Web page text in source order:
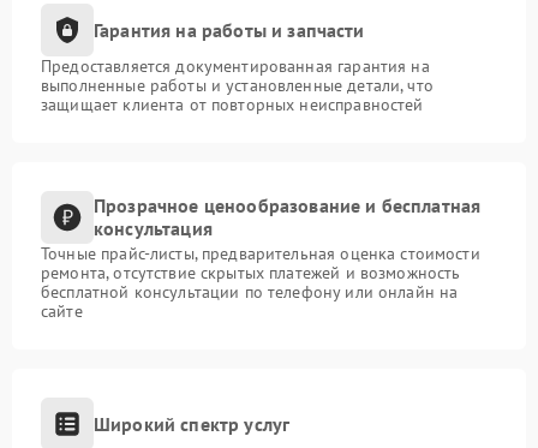
Гарантия на работы и запчасти
Предоставляется документированная гарантия на
выполненные работы и установленные детали, что
защищает клиента от повторных неисправностей
Прозрачное ценообразование и бесплатная
консультация
Точные прайс-листы, предварительная оценка стоимости
ремонта, отсутствие скрытых платежей и возможность
бесплатной консультации по телефону или онлайн на
сайте
Широкий спектр услуг